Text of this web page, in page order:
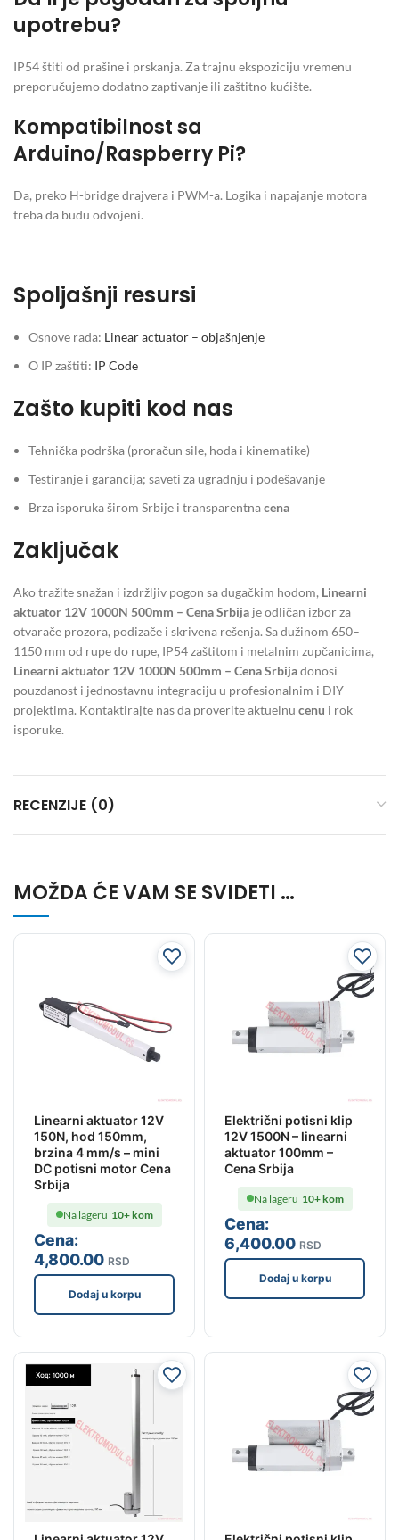
upotrebu?
IP54 štiti od prašine i prskanja. Za trajnu ekspoziciju vremenu
preporučujemo dodatno zaptivanje ili zaštitno kućište.
Kompatibilnost sa
Arduino/Raspberry Pi?
Da, preko H-bridge drajvera i PWM-a. Logika i napajanje motora
treba da budu odvojeni.
Spoljašnji resursi
Osnove rada: Linear actuator – objašnjenje
O IP zaštiti: IP Code
Zašto kupiti kod nas
Tehnička podrška (proračun sile, hoda i kinematike)
Testiranje i garancija; saveti za ugradnju i podešavanje
Brza isporuka širom Srbije i transparentnacena
Zaključak
Ako tražite snažan i izdržljiv pogon sa dugačkim hodom, Linearni
aktuator 12V 1000N 500mm – Cena Srbija je odličan izbor za
otvarače prozora, podizače i skrivena rešenja. Sa dužinom 650–
1150 mm od rupe do rupe, IP54 zaštitom i metalnim zupčanicima,
Linearni aktuator 12V 1000N 500mm – Cena Srbijadonosi
pouzdanost i jednostavnu integraciju u profesionalnim i DIY
projektima. Kontaktirajte nas da proverite aktuelnu cenu i rok
isporuke.
RECENZIJE (0)
MOŽDA ĆE VAM SE SVIDETI …
Linearni aktuator 12V
150N, hod 150mm,
brzina 4 mm/s – mini
DC potisni motor Cena
Srbija
Cena:
4,800.00 RSD
Na lageru 10+ kom
Dodaj u korpu
Električni potisni klip
12V 1500N – linearni
aktuator 100mm –
Cena Srbija
Cena:
6,400.00 RSD
Na lageru 10+ kom
Dodaj u korpu